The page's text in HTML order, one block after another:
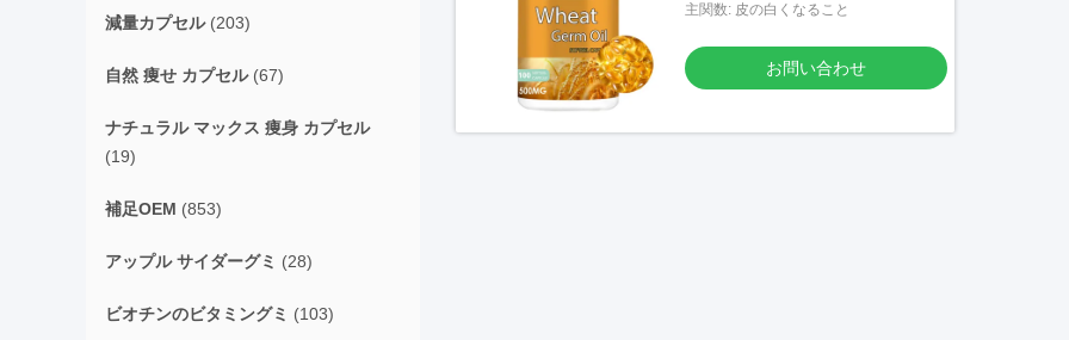
減量カプセル(203)
自然 痩せ カプセル(67)
ナチュラル マックス 痩身 カプセル
(19)
補足OEM (853)
アップル サイダーグミ (28)
ビオチンのビタミングミ (103)
主関数: 皮の白くなること
お問い合わせ